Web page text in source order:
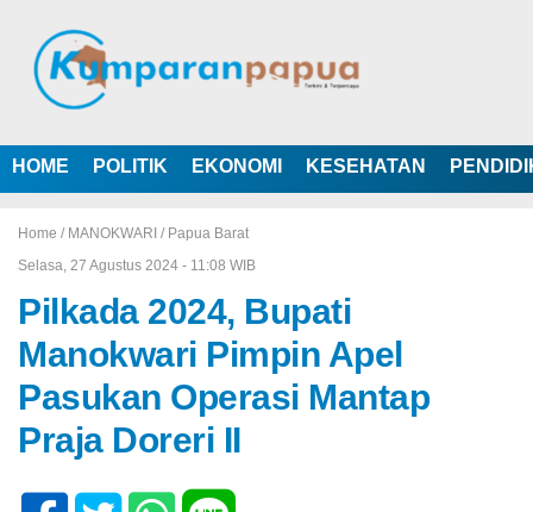
HOME POLITIK EKONOMI KESEHATAN
Home / MANOKWARI / Papua Barat
Selasa, 27 Agustus 2024 - 11:08 WIB
Pilkada 2024, Bupati
Manokwari Pimpin Apel
Pasukan Operasi Mantap
Praja Doreri II